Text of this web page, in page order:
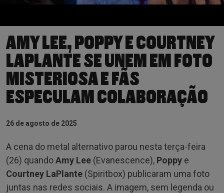
AMY LEE, POPPY E COURTNEY
LAPLANTE SE UNEM EM FOTO
MISTERIOSA E FÃS
ESPECULAM COLABORAÇÃO
26 de agosto de 2025
A cena do metal alternativo parou nesta terça-feira
(26) quandoAmy Lee (Evanescence), Poppy e
Courtney LaPlante (Spiritbox) publicaram uma foto
juntas nas redes sociais. A imagem, sem legenda ou